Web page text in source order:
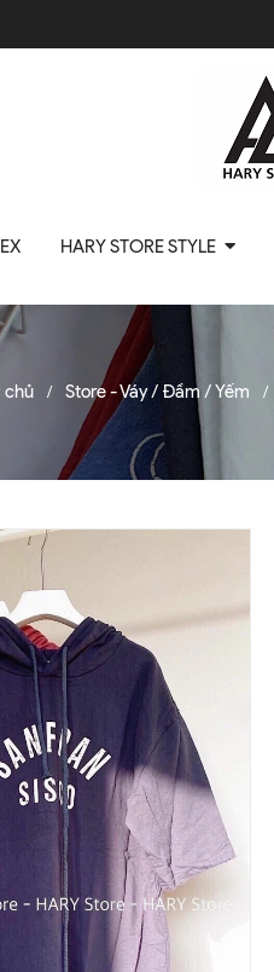
HARY STORE STYLE
chủ / Store - Váy / Đầm / Yếm /